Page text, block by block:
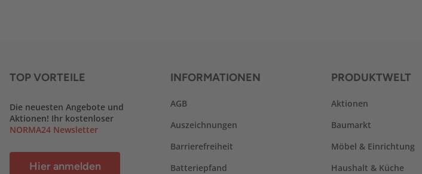
TOP VORTEILE
Die neuesten Angebote und
Aktionen! Ihr kostenloser
NORMA24 Newsletter
Hier anmelden
INFORMATIONEN
AGB
Auszeichnungen
Barrierefreiheit
Batteriepfand
PRODUKTWELT
Aktionen
Baumarkt
Möbel & Einrichtung
Haushalt & Küche